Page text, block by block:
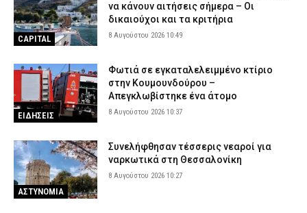
CAPITAL
να κάνουν αιτήσεις σήμερα – Οι
δικαιούχοι και τα κριτήρια
8 Αυγούστου 2026 10:49
ΕΙΔΗΣΕΙΣ
Φωτιά σε εγκαταλελειμμένο κτίριο
στην Κουμουνδούρου –
Απεγκλωβίστηκε ένα άτομο
8 Αυγούστου 2026 10:37
ΑΣΤΥΝΟΜΙΑ
Συνελήφθησαν τέσσερις νεαροί για
ναρκωτικά στη Θεσσαλονίκη
8 Αυγούστου 2026 10:27